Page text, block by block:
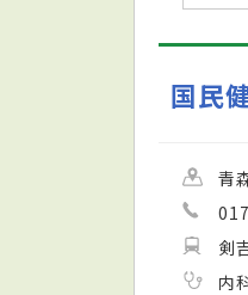
国民
青
剣
内